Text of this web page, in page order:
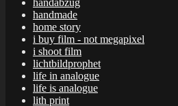
handabzug
handmade
home story
i buy film - not megapixel
i shoot film
lichtbildprophet
life in analogue
life is analogue
lith print